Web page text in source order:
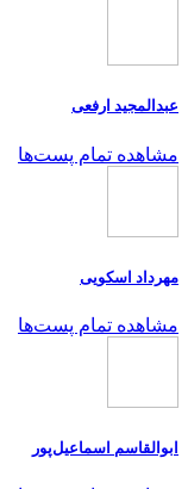
عبدالمجید ارفعی
مشاهده تمام پست‌ها
مهرداد اسکویی
مشاهده تمام پست‌ها
ابوالقاسم اسماعیل‌پور